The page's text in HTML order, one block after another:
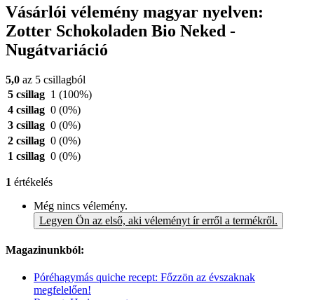
Vásárlói vélemény magyar nyelven:
Zotter Schokoladen Bio Neked -
Nugátvariáció
5,0 az 5 csillagból
5 csillag 1 (100%)
4 csillag 0 (0%)
3 csillag 0 (0%)
2 csillag 0 (0%)
1 csillag 0 (0%)
1 értékelés
Még nincs vélemény.
Legyen Ön az első, aki véleményt ír erről a termékről.
Magazinunkból:
Póréhagymás quiche recept: Főzzön az évszaknak
megfelelően!